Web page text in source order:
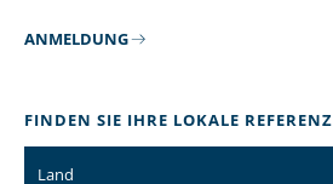
ANMELDUNG
FINDEN SIE IHRE LOKALE REFERENZ
Land